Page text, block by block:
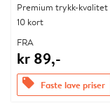
Premium trykk-kvalitet
10 kort
FRA
kr 89,-
offers Faste lave priser